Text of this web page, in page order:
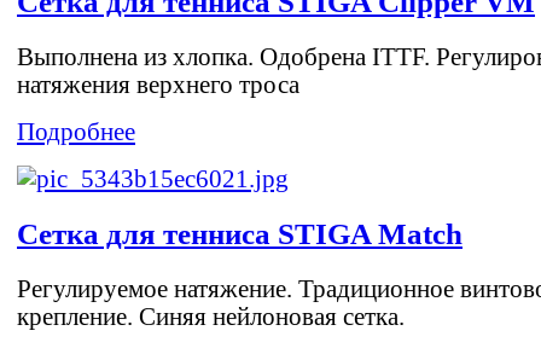
Выполнена из хлопка. Одобрена ITTF.
натяжения верхнего троса
Подробнее
Сетка для тенниса STIGA Match
Регулируемое натяжение. Традиционное
крепление. Синяя нейлоновая сетка.